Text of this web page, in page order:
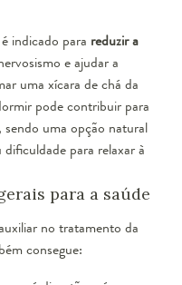
indicado para reduzir a
e ajudar a
uma xícara de chá da
pode contribuir para
uma opção natural
para relaxar à
para a saúde
no tratamento da
consegue: